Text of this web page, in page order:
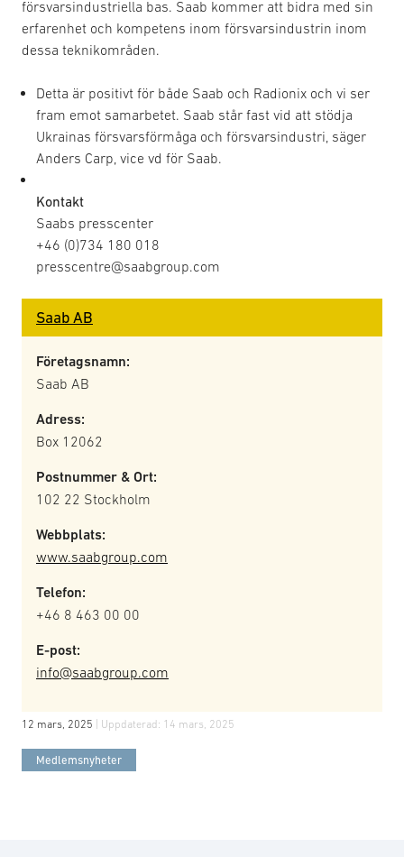
försvarsindustriella bas. Saab kommer att bidra med sin
erfarenhet och kompetens inom försvarsindustrin inom
dessa teknikområden.
Detta är positivt för både Saab och Radionix och vi ser
fram emot samarbetet. Saab står fast vid att stödja
Ukrainas försvarsförmåga och försvarsindustri, säger
Anders Carp, vice vd för Saab.
Kontakt
Saabs presscenter
+46 (0)734 180 018
presscentre@saabgroup.com
Saab AB
Företagsnamn:
Saab AB
Adress:
Box 12062
Postnummer & Ort:
102 22 Stockholm
Webbplats:
www.saabgroup.com
Telefon:
+46 8 463 00 00
E-post:
info@saabgroup.com
12 mars, 2025 | Uppdaterad: 14 mars, 2025
Medlemsnyheter